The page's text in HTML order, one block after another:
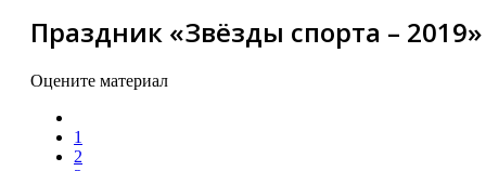
Праздник «Звёзды спорта – 2019»
Оцените материал
1
2